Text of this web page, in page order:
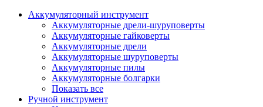
Аккумуляторный инструмент
Аккумуляторные дрели-шуруповерты
Аккумуляторные гайковерты
Аккумуляторные дрели
Аккумуляторные шуруповерты
Аккумуляторные пилы
Аккумуляторные болгарки
Показать все
Ручной инструмент